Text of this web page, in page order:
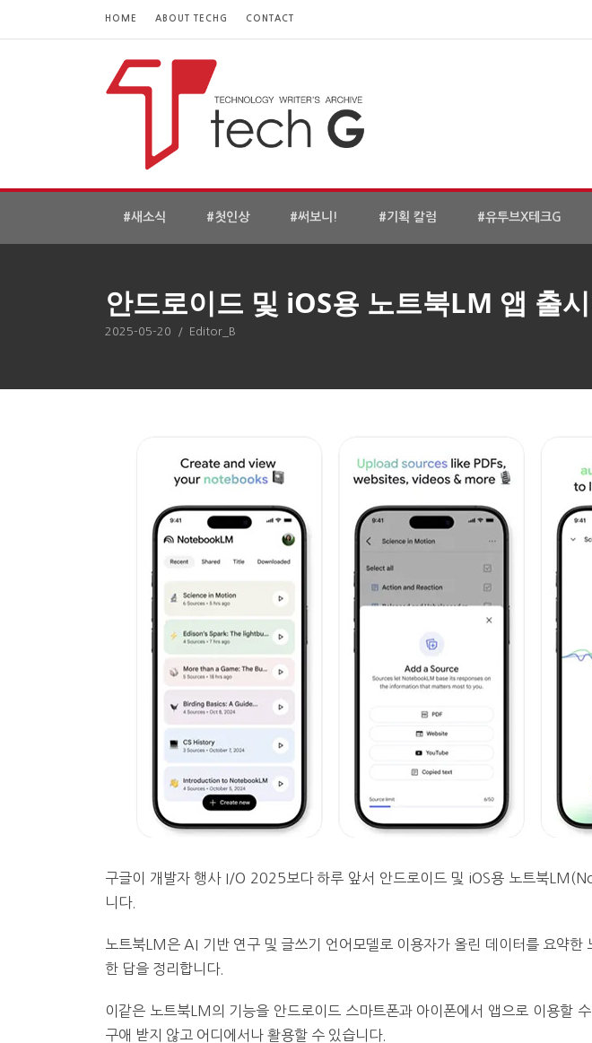
HOME ABOUT TECHG CONTACT
#새소식 #첫인상 #써보니! #기획 칼럼 #유투브X테크G
안드로이드 및 iOS용 노트북LM 앱 출
2025-05-20 / Editor_B
구글이 개발자 행사 I/O 2025보다 하루 앞서 안드로이드 및 iOS용 노트북
니다.
노트북LM은 AI 기반 연구 및 글쓰기 언어모델로 이용자가 올린 데이터를 요약한
한 답을 정리합니다.
이같은 노트북LM의 기능을 안드로이드 스마트폰과 아이폰에서 앱으로 이용할
구애 받지 않고 어디에서나 활용할 수 있습니다.